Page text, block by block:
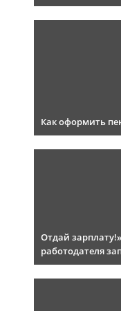
Как оформить
Отдай
работодателя